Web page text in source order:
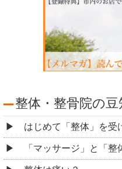
整体・整骨院の豆
はじめて「整体」を受
「マッサージ」と「